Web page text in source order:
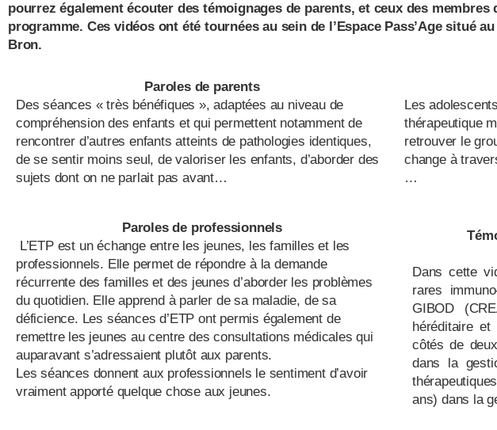
pourrez également écouter des témoignages de parents, et ceux des
programme. Ces vidéos ont été tournées au sein de l’Espace Pass’Age situé
Bron.
Paroles de parents
Des séances « très bénéfiques », adaptées au niveau de
compréhension des enfants et qui permettent notamment de
rencontrer d’autres enfants atteints de pathologies identiques,
de se sentir moins seul, de valoriser les enfants, d’aborder des
sujets dont on ne parlait pas avant…
Les
thérapeutique
retrouver le
change à
…
Paroles de professionnels
L’ETP est un échange entre les jeunes, les familles et les
professionnels. Elle permet de répondre à la demande
récurrente des familles et des jeunes d’aborder les problèmes
du quotidien. Elle apprend à parler de sa maladie, de sa
déficience. Les séances d’ETP ont permis également de
remettre les jeunes au centre des consultations médicales qui
auparavant s’adressaient plutôt aux parents.
Les séances donnent aux professionnels le sentiment d’avoir
vraiment apporté quelque chose aux jeunes.
Dans cette
rares
GIBOD
héréditaire
côtés de
dans la
ans) dans la